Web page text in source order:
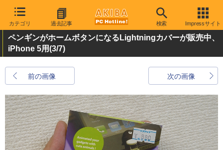
カテゴリ 過去記事 検索 Impressサイト
ペンギンがホームボタンになるLightningカバーが販売中、
iPhone 5用(3/7)
前の画像 次の画像